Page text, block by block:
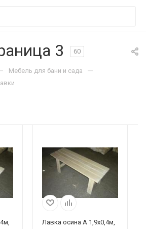
3 60
Мебель для бани и сада —
Лавка осина А 1,9х0,4м,